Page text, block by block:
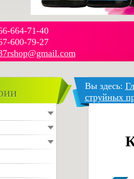
664-71-40
600-79-27
Вы здесь:
струйных